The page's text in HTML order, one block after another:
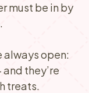
must be in by
always open:
they’re
treats.